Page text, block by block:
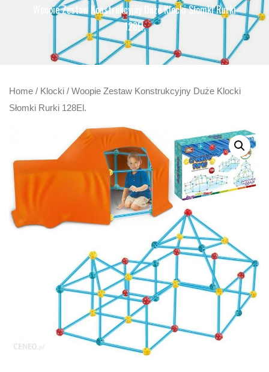
Woopie Zestaw Konstrukcyjny Duże Klocki Słomki Rurki
128El.
Home / Klocki / Woopie Zestaw Konstrukcyjny Duże Klocki
Słomki Rurki 128El.